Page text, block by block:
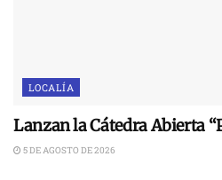
LOCALÍA
Lanzan la Cátedra Abierta
5 DE AGOSTO DE 2026